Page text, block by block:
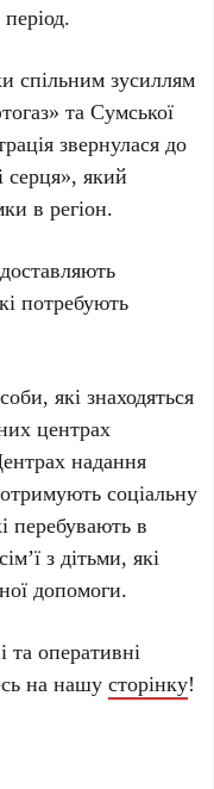
спільним зусиллям
та Сумської
звернулася до
серця», який
в регіон.
потребують
які знаходяться
центрах
надання
соціальну
перебувають в
з дітьми, які
допомоги.
та оперативні
на нашусторінку!